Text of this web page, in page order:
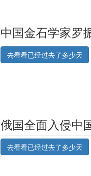
中国金石学家罗
去看看已经过去了多少天
俄国全面入侵中
去看看已经过去了多少天